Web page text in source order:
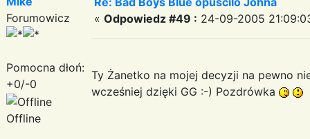
Forumowicz
Pomocna dłoń:
+0/-0
Offline
« Odpowiedz #49 : 24-09-2005
Ty Żanetko na mojej decyzji na pewno
wcześniej dzięki GG :-) Pozdrówka